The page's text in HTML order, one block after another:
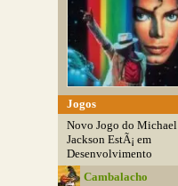
Jogos
Novo Jogo do Michael
Jackson EstÃ¡ em
Desenvolvimento
Cambalacho